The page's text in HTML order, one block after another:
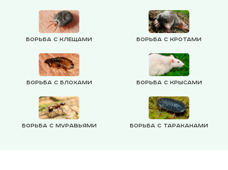
Борьба с клещами Борьба с кротами
Борьба с блохами Борьба с крысами
Борьба с муравьями Борьба с тараканами